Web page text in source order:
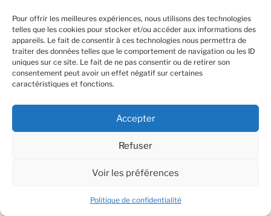
Pour offrir les meilleures expériences, nous utilisons des technologies
telles que les cookies pour stocker et/ou accéder aux informations des
appareils. Le fait de consentir à ces technologies nous permettra de
traiter des données telles que le comportement de navigation ou les ID
uniques sur ce site. Le fait de ne pas consentir ou de retirer son
consentement peut avoir un effet négatif sur certaines
caractéristiques et fonctions.
Accepter
Refuser
Voir les préférences
Politique de confidentialité
Un siècle de Goncourt(Gallimard, 2012, collection
« Découvertes ») ;Gide, Copeau,Schlumberger : l’Art de
la mise en scène(Gallimard, « Les Cahiers de la NRF »,
2017, ouvrage collectif),Un monde de lettres. Les
auteurs de la première NRF